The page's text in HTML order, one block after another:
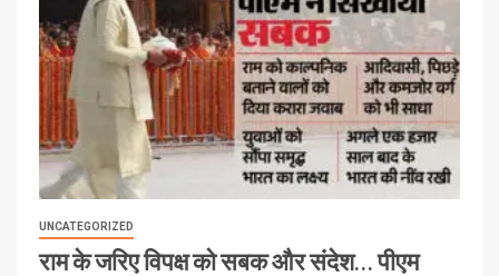
UNCATEGORIZED
राम के जरिए विपक्ष को सबक और संदेश… पीएम